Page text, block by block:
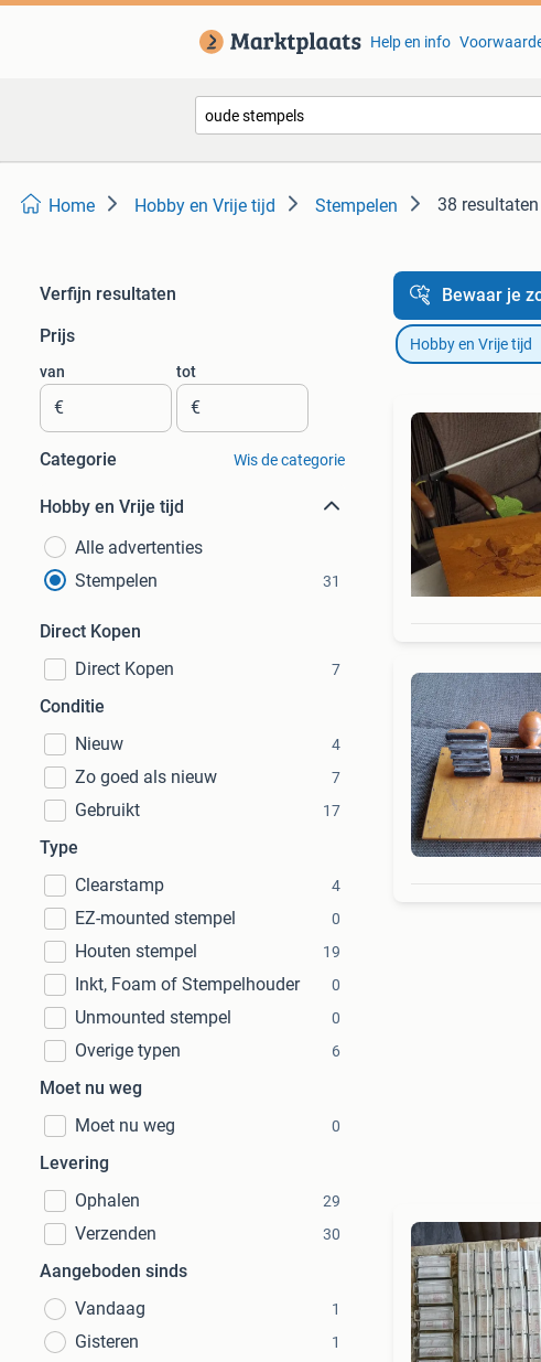
Help en info
Home Hobby en Vrije tijd Stempelen 38 resultaten
Verfijn resultaten
Prijs
van
€
tot
€
Categorie Wis de categorie
Hobby en Vrije tijd
Alle advertenties
Stempelen
31
Direct Kopen
Direct Kopen
7
Conditie
Nieuw
4
Zo goed als nieuw 7
Gebruikt 17
Type
Clearstamp
4
EZ-mounted stempel 0
Houten stempel 19
Inkt, Foam of Stempelhouder 0
Unmounted stempel 0
Overige typen 6
Moet nu weg
Moet nu weg
0
Levering
Ophalen
29
Verzenden 30
Aangeboden sinds
Vandaag
1
Gisteren 1
Bewaar je
Hobby en Vrije tijd